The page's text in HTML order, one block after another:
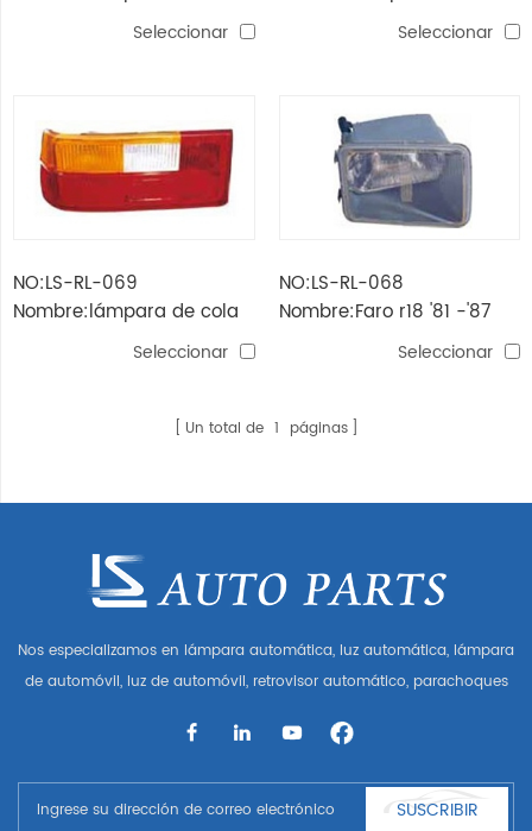
esquina r18 '81 -'87Seleccionar
esquina r18 '81 -'87Seleccionar
NO:LS-RL-069
Nombre:lámpara de cola
Seleccionar
NO:LS-RL-068
Nombre:Faro r18 '81 -'87
Seleccionar
Un total de 1 páginas
Nos especializamos en lámpara automática, luz automática, lámpara
de automóvil, luz de automóvil, retrovisor automático, parachoques
automático, parte del cuerpo automática, etc. y accesorios de
Benz, BMW
SUSCRIBIR